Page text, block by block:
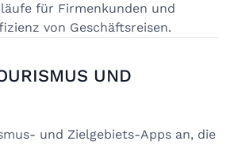
für Firmenkunden und
von Geschäftsreisen.
UND
und Zielgebiets-Apps an, die